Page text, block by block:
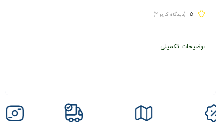
5 (دیدگاه کاربر 2
)
توضیحات تکمیلی